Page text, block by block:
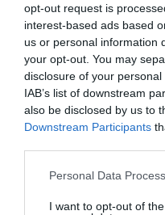
opt-out request is
interest-based ads based
us or personal information
your opt-out. You may
disclosure of your
IAB’s list of downstream
also be disclosed by us to
Downstream Participants
Please note that this
not limited to your visit or
Personal Data
I want to opt-out of
06.08.2026 | 09:03
«Οι εντελώς
Αττικής (φωτο)